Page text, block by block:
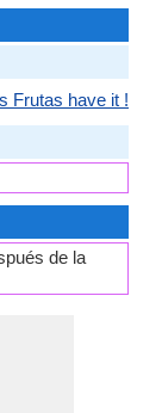
Frutas have it !
de la